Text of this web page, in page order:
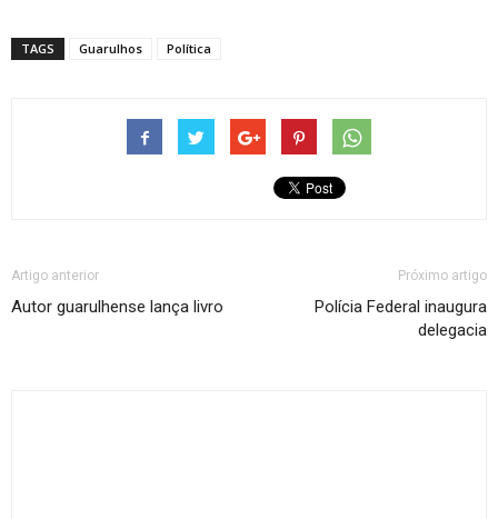
TAGS Guarulhos Política
Artigo anterior
Autor guarulhense lança livro
Próximo artigo
Polícia Federal inaugura
delegacia